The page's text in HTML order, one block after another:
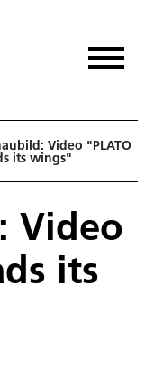
Video "PLATO
its wings"
Video
its